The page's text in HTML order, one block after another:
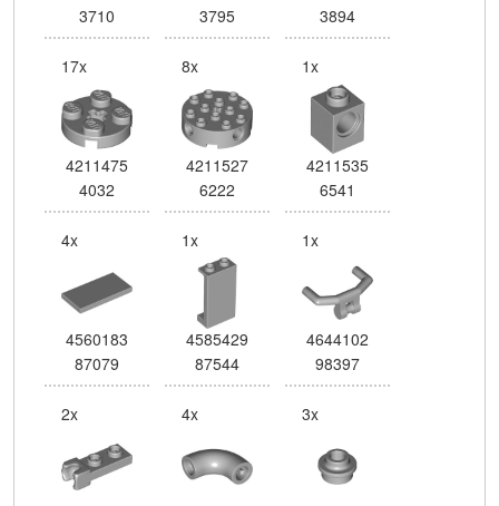
3710
3795
3894
17x
4211475
4032
8x
4211527
6222
1x
4211535
6541
4x
4560183
87079
1x
4585429
87544
1x
4644102
98397
2x 4x 3x